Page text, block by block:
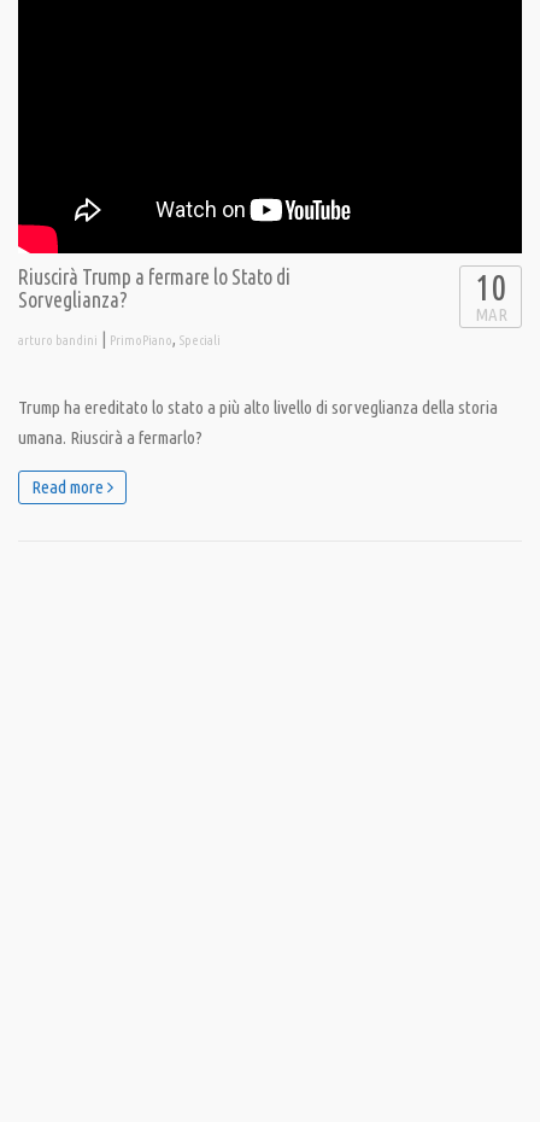
Riuscirà Trump a fermare lo Stato di
Sorveglianza?
arturo bandini | PrimoPiano, Speciali
10
MAR
Trump ha ereditato lo stato a più alto livello di sorveglianza della storia
umana. Riuscirà a fermarlo?
Read more